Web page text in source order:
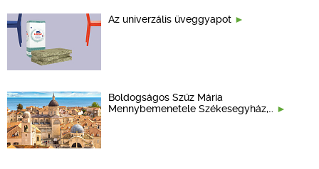
Az univerzális üveggyapot
Boldogságos Szűz Mária
Mennybemenetele Székesegyház,…